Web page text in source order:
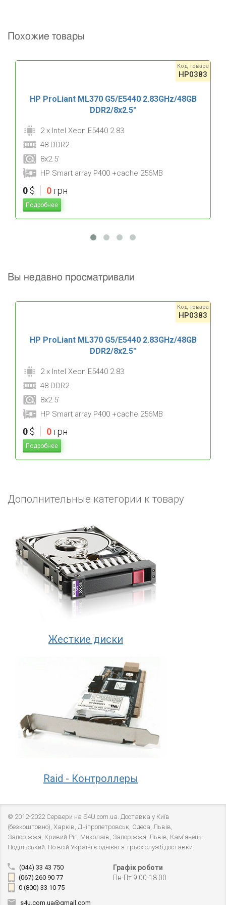
Похожие товары
HP ProLiant ML370 G5/E5440 2.83GHz/48GB
DDR2/8x2.5"
Код товара
HP0383
2 x Intel Xeon E5440 2.83
48 DDR2
8x2.5'
HP Smart array P400 +cache 256MB
0 $ | 0 грн
Подробнее
Вы недавно просматривали
HP ProLiant ML370 G5/E5440 2.83GHz/48GB
DDR2/8x2.5"
Код товара
HP0383
2 x Intel Xeon E5440 2.83
48 DDR2
8x2.5'
HP Smart array P400 +cache 256MB
0 $ | 0 грн
Подробнее
Дополнительные категории к товару
Жесткие диски
Raid - Контроллеры
© 2012-2022 Сервери на S4U.com.ua. Доставка у Київ
(безкоштовно), Харків, Дніпропетровськ, Одеса, Львів,
Запоріжжя, Кривий Ріг, Миколаїв, Запоріжжя, Львів, Кам'янець-
Подільський. По всій Україні є однією з трьох служб доставки.
(044) 33 43 750
(067) 260 90 77
0 (800) 33 10 75
s4u.com.ua@gmail.com
Графік роботи
Пн-Пт 9.00-18.00